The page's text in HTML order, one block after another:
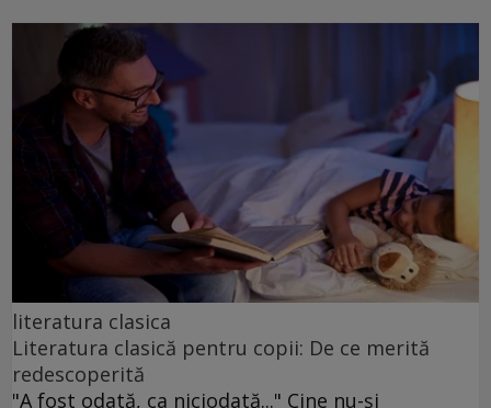
literatura clasica
Literatura clasică pentru copii: De ce merită
redescoperită
"A fost odată, ca niciodată..." Cine nu-și